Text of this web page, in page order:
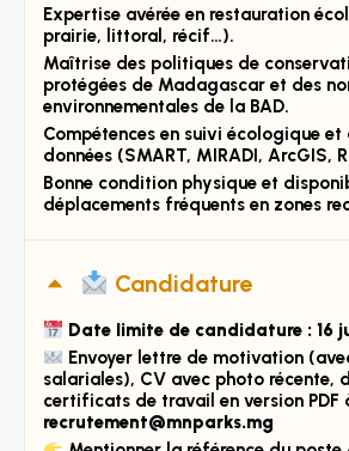
Expertise avérée en restauration
prairie, littoral, récif…).
Maîtrise des politiques de
protégées de Madagascar et des
environnementales de la BAD.
Compétences en suivi écologique et
données (SMART, MIRADI, ArcGIS,
Bonne condition physique et
déplacements fréquents en zones
Candidature
Date limite de candidature : 16
Envoyer lettre de motivation
salariales), CV avec photo récente,
certificats de travail en version PDF
recrutement@mnparks.mg